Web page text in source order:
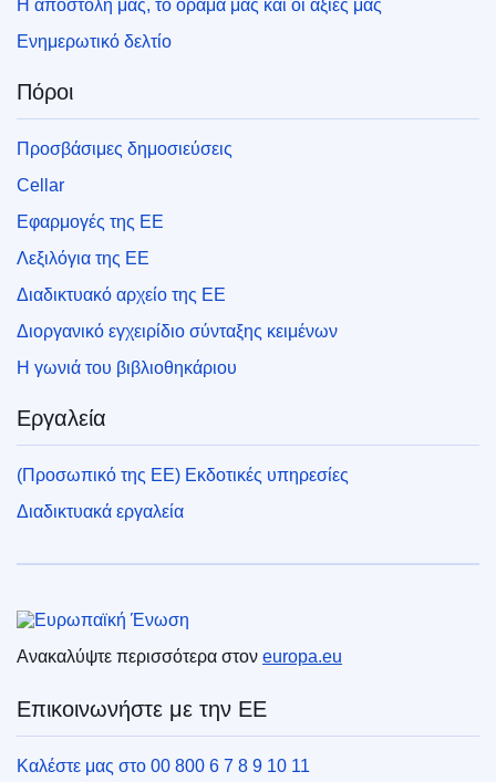
Η αποστολή μας, το όραμά μας και οι αξίες μας
Ενημερωτικό δελτίο
Πόροι
Προσβάσιμες δημοσιεύσεις
Cellar
Εφαρμογές της ΕΕ
Λεξιλόγια της ΕΕ
Διαδικτυακό αρχείο της ΕΕ
Διοργανικό εγχειρίδιο σύνταξης κειμένων
Η γωνιά του βιβλιοθηκάριου
Εργαλεία
(Προσωπικό της ΕΕ) Εκδοτικές υπηρεσίες
Διαδικτυακά εργαλεία
Ανακαλύψτε περισσότερα στον europa.eu
Επικοινωνήστε με την ΕΕ
Καλέστε μας στο 00 800 6 7 8 9 10 11